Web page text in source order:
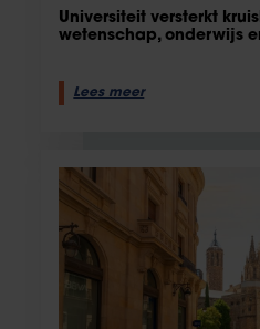
Universiteit versterkt
wetenschap, onderwijs
Lees meer